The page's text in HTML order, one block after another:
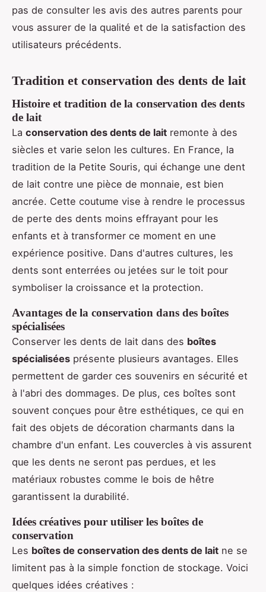
pas de consulter les avis des autres parents pour
vous assurer de la qualité et de la satisfaction des
utilisateurs précédents.
Tradition et conservation des dents de lait
Histoire et tradition de la conservation des dents
de lait
La conservation des dents de lait remonte à des
siècles et varie selon les cultures. En France, la
tradition de la Petite Souris, qui échange une dent
de lait contre une pièce de monnaie, est bien
ancrée. Cette coutume vise à rendre le processus
de perte des dents moins effrayant pour les
enfants et à transformer ce moment en une
expérience positive. Dans d'autres cultures, les
dents sont enterrées ou jetées sur le toit pour
symboliser la croissance et la protection.
Avantages de la conservation dans des boîtes
spécialisées
Conserver les dents de lait dans des boîtes
spécialisées présente plusieurs avantages. Elles
permettent de garder ces souvenirs en sécurité et
à l'abri des dommages. De plus, ces boîtes sont
souvent conçues pour être esthétiques, ce qui en
fait des objets de décoration charmants dans la
chambre d'un enfant. Les couvercles à vis assurent
que les dents ne seront pas perdues, et les
matériaux robustes comme le bois de hêtre
garantissent la durabilité.
Idées créatives pour utiliser les boîtes de
conservation
Les boîtes de conservation des dents de lait ne se
limitent pas à la simple fonction de stockage. Voici
quelques idées créatives :